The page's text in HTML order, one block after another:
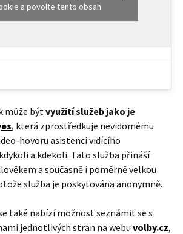
a povolte tento obsah
může být využití služeb jako je
, která zprostředkuje nevidomému
hovoru asistenci vidícího
a kdekoli. Tato služba přináší
a současně i poměrně velkou
služba je poskytována anonymně.
také nabízí možnost seznámit se s
jednotlivých stran na webu volby.cz,